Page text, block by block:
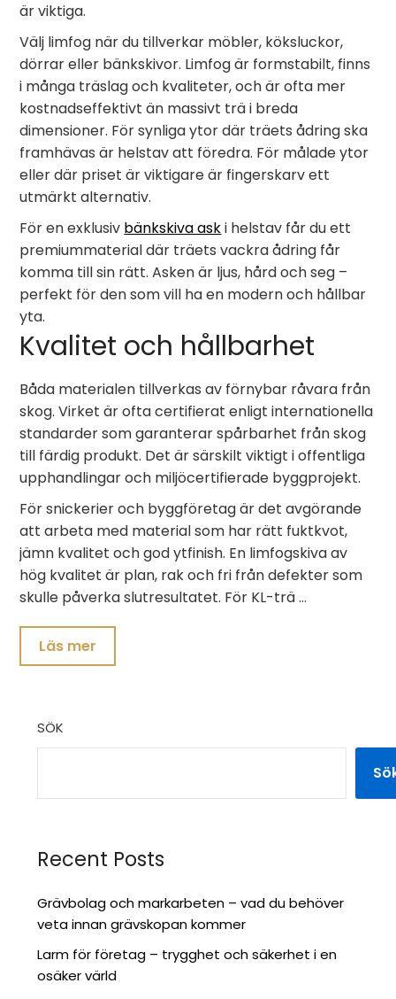
är viktiga.
Välj limfog när du tillverkar möbler, köksluckor,
dörrar eller bänkskivor. Limfog är formstabilt, finns
i många träslag och kvaliteter, och är ofta mer
kostnadseffektivt än massivt trä i breda
dimensioner. För synliga ytor där träets ådring ska
framhävas är helstav att föredra. För målade ytor
eller där priset är viktigare är fingerskarv ett
utmärkt alternativ.
För en exklusiv bänkskiva aski helstav får du ett
premiummaterial där träets vackra ådring får
komma till sin rätt. Asken är ljus, hård och seg –
perfekt för den som vill ha en modern och hållbar
yta.
Kvalitet och hållbarhet
Båda materialen tillverkas av förnybar råvara från
skog. Virket är ofta certifierat enligt internationella
standarder som garanterar spårbarhet från skog
till färdig produkt. Det är särskilt viktigt i offentliga
upphandlingar och miljöcertifierade byggprojekt.
För snickerier och byggföretag är det avgörande
att arbeta med material som har rätt fuktkvot,
jämn kvalitet och god ytfinish. En limfogskiva av
hög kvalitet är plan, rak och fri från defekter som
skulle påverka slutresultatet. För KL-trä …
Läs mer
SÖK
Recent Posts
Grävbolag och markarbeten – vad du behöver
veta innan grävskopan kommer
Larm för företag – trygghet och säkerhet i en
osäker värld